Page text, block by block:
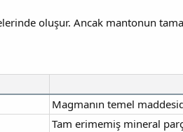
oluşur. Ancak mantonun
Magmanın temel
Tam erimemiş mineral